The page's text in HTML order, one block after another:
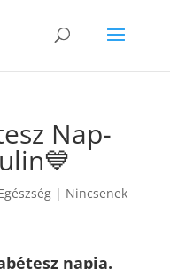
Nap-
| Nincsenek
napja.